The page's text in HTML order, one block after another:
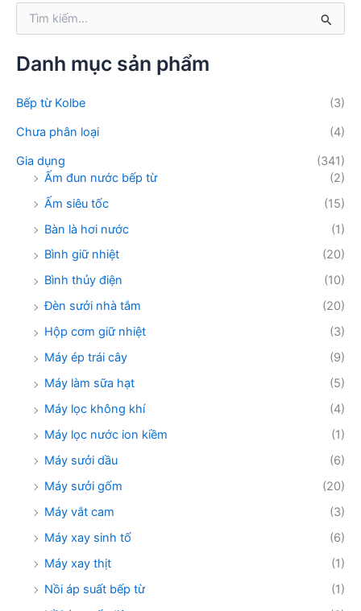
:
k
i
m
Danh mục sản phẩm
Bếp từ Kolbe
(3)
Chưa phân loại
(4)
Gia dụng
(341)
Ấm đun nước bếp từ
(2)
Ấm siêu tốc
(15)
Bàn là hơi nước
(1)
Bình giữ nhiệt
(20)
Bình thủy điện
(10)
Đèn sưởi nhà tắm
(20)
Hộp cơm giữ nhiệt
(3)
Máy ép trái cây
(9)
Máy làm sữa hạt
(5)
Máy lọc không khí
(4)
Máy lọc nước ion kiềm
(1)
Máy sưởi dầu
(6)
Máy sưởi gốm
(20)
Máy vắt cam
(3)
Máy xay sinh tố
(6)
Máy xay thịt
(1)
Nồi áp suất bếp từ
(1)